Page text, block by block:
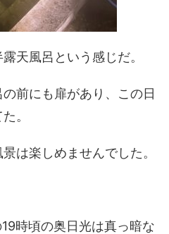
天風呂という感じだ。
前にも扉があり、この日
。
は楽しめませんでした。
時頃の奥日光は真っ暗な